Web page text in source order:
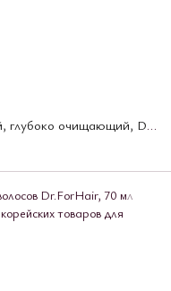
Шампунь для волос дезодорирующий, глубоко очищающий, DeOu, Rohto, 400 мл (148783)